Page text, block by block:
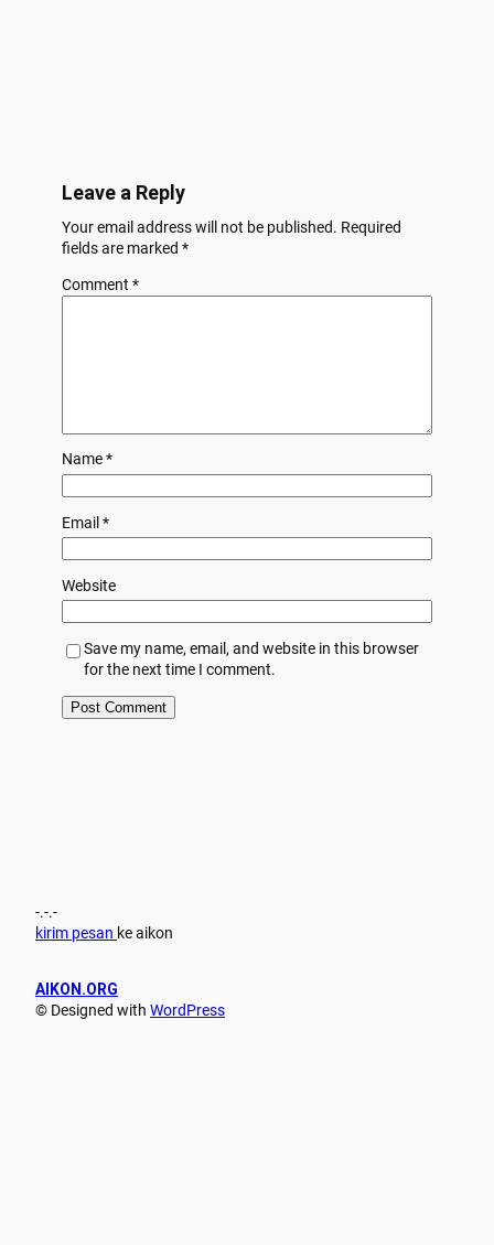
Leave a Reply
Your email address will not be published. Required
fields are marked *
Comment *
Name*
Email *
Website
Save my name, email, and website in this browser
for the next time I comment.
-.-.-
kirim pesan ke aikon
AIKON.ORG
© Designed with WordPress